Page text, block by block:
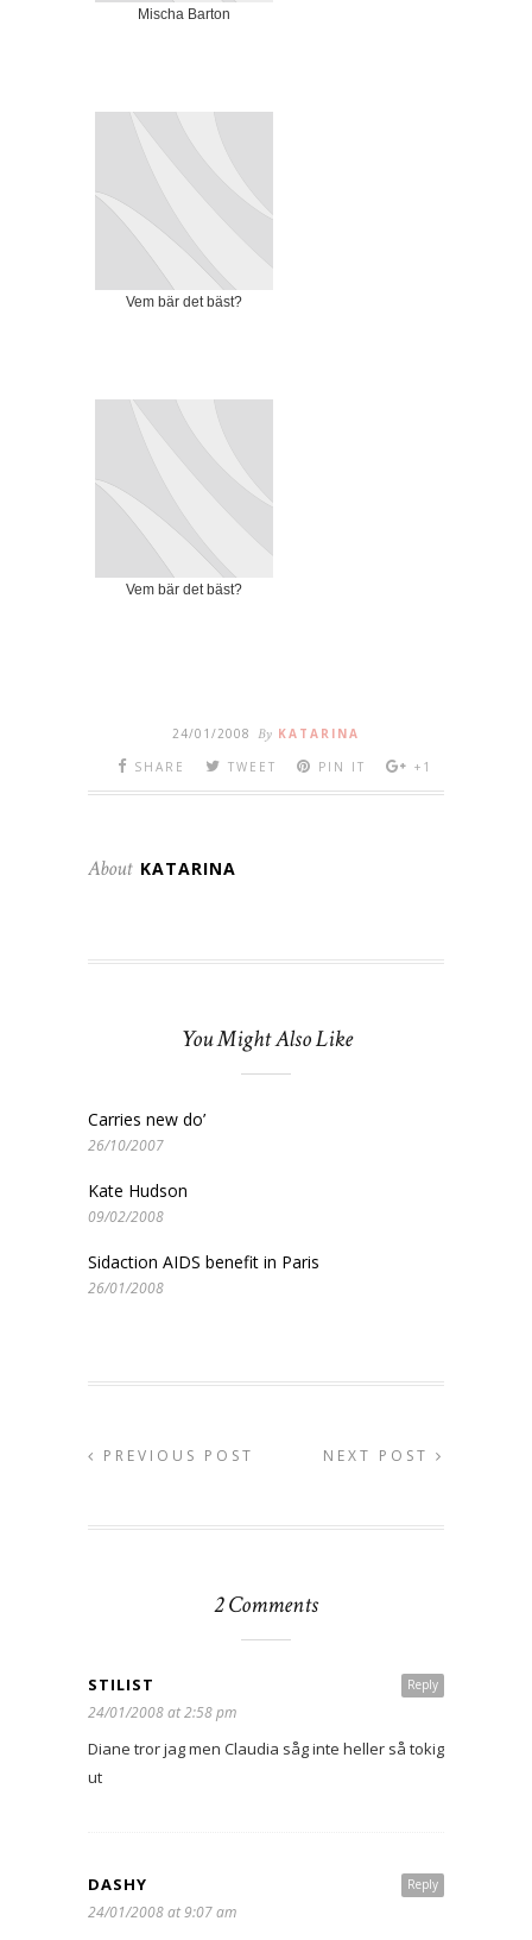
Mischa Barton
Vem bär det bäst?
Vem bär det bäst?
24/01/2008 By KATARINA
SHARE
TWEET PIN IT +1
About KATARINA
You Might Also Like
Carries new do’
26/10/2007
Kate Hudson
09/02/2008
Sidaction AIDS benefit in Paris
26/01/2008
PREVIOUS POST NEXT POST
2 Comments
Reply
STILIST
24/01/2008 at 2:58 pm
Diane tror jag men Claudia såg inte heller så tokig
ut
Reply
DASHY
24/01/2008 at 9:07 am